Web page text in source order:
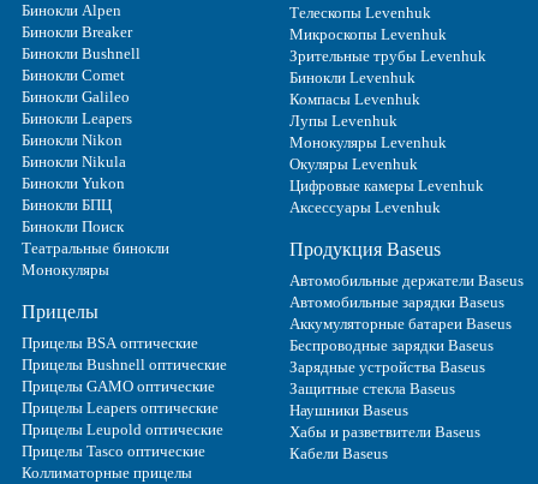
Бинокли Alpen
Бинокли Breaker
Бинокли Bushnell
Бинокли Comet
Бинокли Galileo
Бинокли Leapers
Бинокли Nikon
Бинокли Nikula
Бинокли Yukon
Бинокли БПЦ
Бинокли Поиск
Театральные бинокли
Монокуляры
Прицелы
Прицелы BSA оптические
Прицелы Bushnell оптические
Прицелы GAMO оптические
Прицелы Leapers оптические
Прицелы Leupold оптические
Прицелы Tasco оптические
Коллиматорные прицелы
Телескопы Levenhuk
Микроскопы Levenhuk
Зрительные трубы Levenhuk
Бинокли Levenhuk
Компасы Levenhuk
Лупы Levenhuk
Монокуляры Levenhuk
Окуляры Levenhuk
Цифровые камеры Levenhuk
Аксессуары Levenhuk
Продукция Baseus
Автомобильные держатели Baseus
Автомобильные зарядки Baseus
Аккумуляторные батареи Baseus
Беспроводные зарядки Baseus
Зарядные устройства Baseus
Защитные стекла Baseus
Наушники Baseus
Хабы и разветвители Baseus
Кабели Baseus